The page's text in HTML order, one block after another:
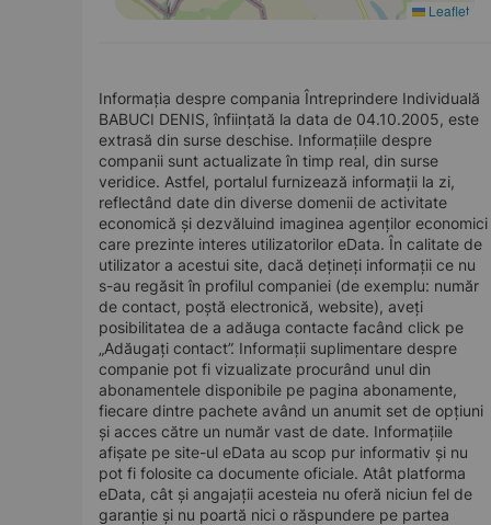
Leaflet
Informația despre compania Întreprindere Individuală
BABUCI DENIS, înființată la data de 04.10.2005, este
extrasă din surse deschise. Informațiile despre
companii sunt actualizate în timp real, din surse
veridice. Astfel, portalul furnizează informații la zi,
reflectând date din diverse domenii de activitate
economică și dezvăluind imaginea agenților economici
care prezinte interes utilizatorilor eData. În calitate de
utilizator a acestui site, dacă dețineți informații ce nu
s-au regăsit în profilul companiei (de exemplu: număr
de contact, poștă electronică, website), aveți
posibilitatea de a adăuga contacte facând click pe
„Adăugați contact”. Informații suplimentare despre
companie pot fi vizualizate procurând unul din
abonamentele disponibile pe pagina abonamente,
fiecare dintre pachete având un anumit set de opțiuni
și acces către un număr vast de date. Informațiile
afișate pe site-ul eData au scop pur informativ și nu
pot fi folosite ca documente oficiale. Atât platforma
eData, cât și angajații acesteia nu oferă niciun fel de
garanție și nu poartă nici o răspundere pe partea